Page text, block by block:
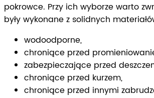
pokrowce. Przy ich wyborze warto
były wykonane z solidnych
wodoodporne,
chroniące przed
zabezpieczające przed
chroniące przed kurzem,
chroniące przed innymi